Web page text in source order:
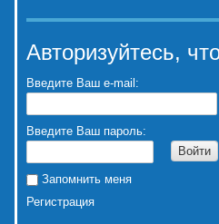
Авторизуйтесь,
Введите Ваш e-mail:
Введите Ваш пароль:
Войти
Запомнить меня
Регистрация